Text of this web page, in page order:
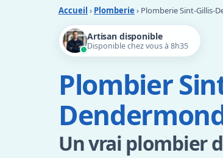
Accueil › Plomberie › Plomberie Sint-Gillis-
Artisan disponible
Disponible chez vous à 8h35
Plombier
Un vrai plombier